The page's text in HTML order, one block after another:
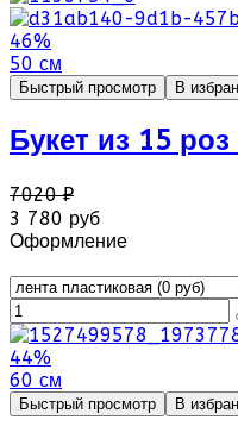
46%
50 см
Быстрый просмотр В
Букет из 15
7020 ₽
3 780 руб
Оформление
44%
60 см
Быстрый просмотр В